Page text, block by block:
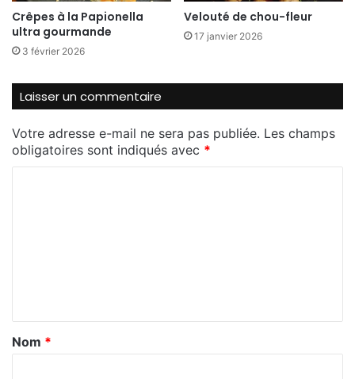
Crêpes à la Papionella
ultra gourmande
3 février 2026
Velouté de chou-fleur
17 janvier 2026
Laisser un commentaire
Votre adresse e-mail ne sera pas publiée. Les champs
obligatoires sont indiqués avec *
t
a
Nom *